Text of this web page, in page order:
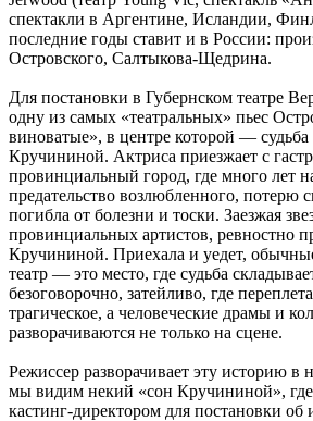
спектакли в Аргентине, Исландии,
последние годы ставит и в России:
Островского, Салтыкова-Щедрина.
Для постановки в Губернском театре
одну из самых «театральных» пьес
виноватые», в центре которой — судьба
Кручининой. Актриса приезжает с
провинциальный город, где много лет
предательство возлюбленного, потерю
погибла от болезни и тоски. Заезжая
провинциальных артистов, ревностно
Кручининой. Приехала и уедет,
театр — это место, где судьба
безоговорочно, затейливо, где
трагическое, а человеческие драмы и
разворачиваются не только на сцене.
Режиссер разворачивает эту историю в
мы видим некий «сон Кручининой», где
кастинг-директором для постановки об